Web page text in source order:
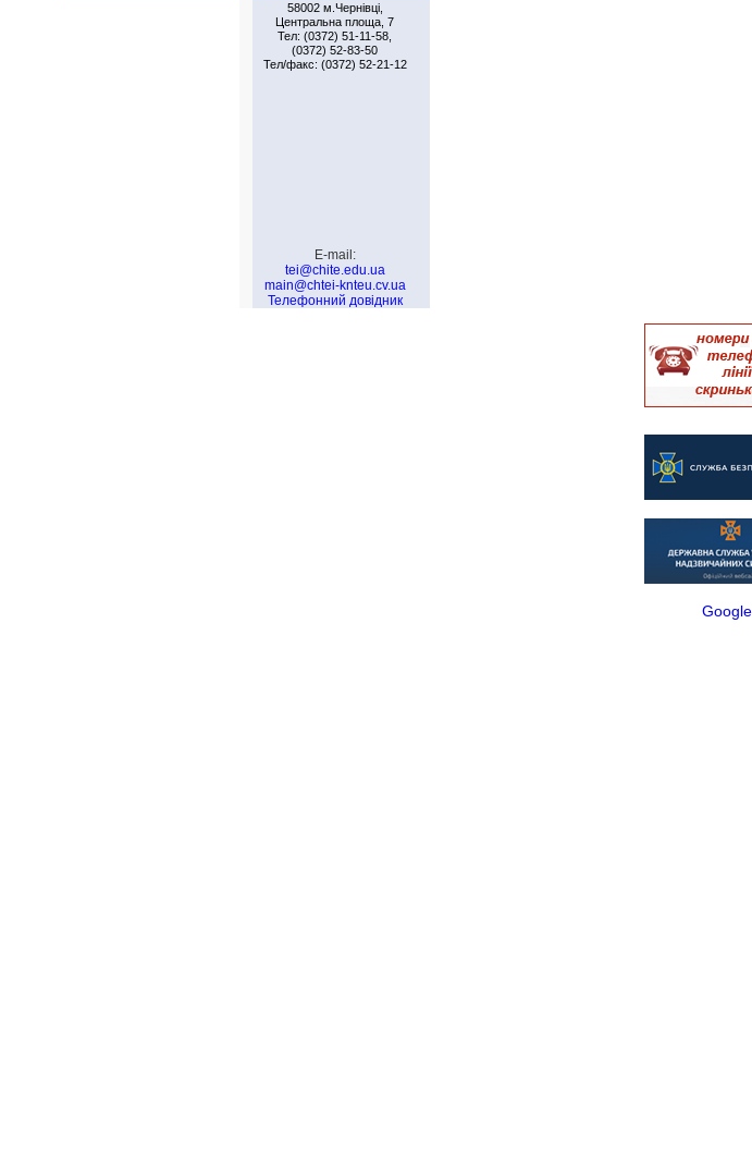
58002 м.Чернiвцi,
Центральна площа, 7
Тел: (0372) 51-11-58,
(0372) 52-83-50
Тел/факс: (0372) 52-21-12
E-mail:
tei@chite.edu.ua
main@chtei-knteu.cv.ua
Телефонний довідник